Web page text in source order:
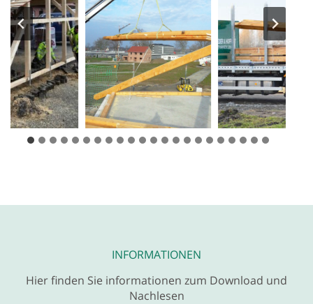
INFORMATIONEN
Hier finden Sie informationen zum Download und
Nachlesen